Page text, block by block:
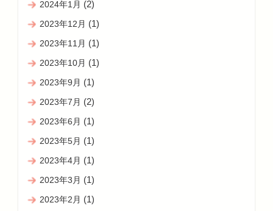
2024年1月 (2)
2023年12月 (1)
2023年11月 (1)
2023年10月 (1)
2023年9月 (1)
2023年7月 (2)
2023年6月 (1)
2023年5月 (1)
2023年4月 (1)
2023年3月 (1)
2023年2月 (1)